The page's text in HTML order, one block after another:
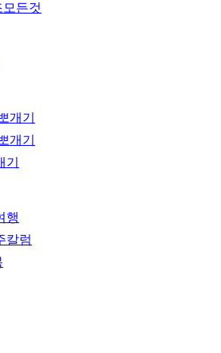
든것
개기
개기
행
칼럼